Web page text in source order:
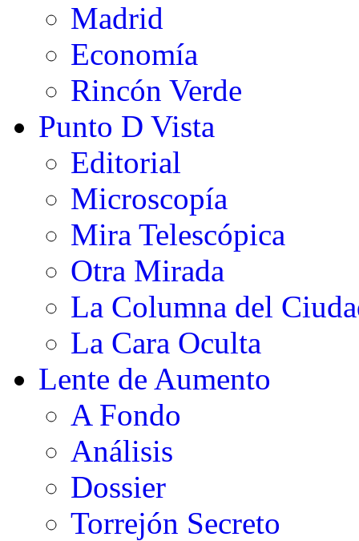
Madrid
Economía
Rincón Verde
Punto D Vista
Editorial
Microscopía
Mira Telescópica
Otra Mirada
La Columna del
La Cara Oculta
Lente de Aumento
A Fondo
Análisis
Dossier
Torrejón Secreto